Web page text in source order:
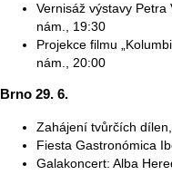
Vernisáž výstavy Petra
nám., 19:30
Projekce filmu
nám., 20:00
Brno 29. 6.
Zahájení tvůrčích
Fiesta Gastronómica
Galakoncert: Alba